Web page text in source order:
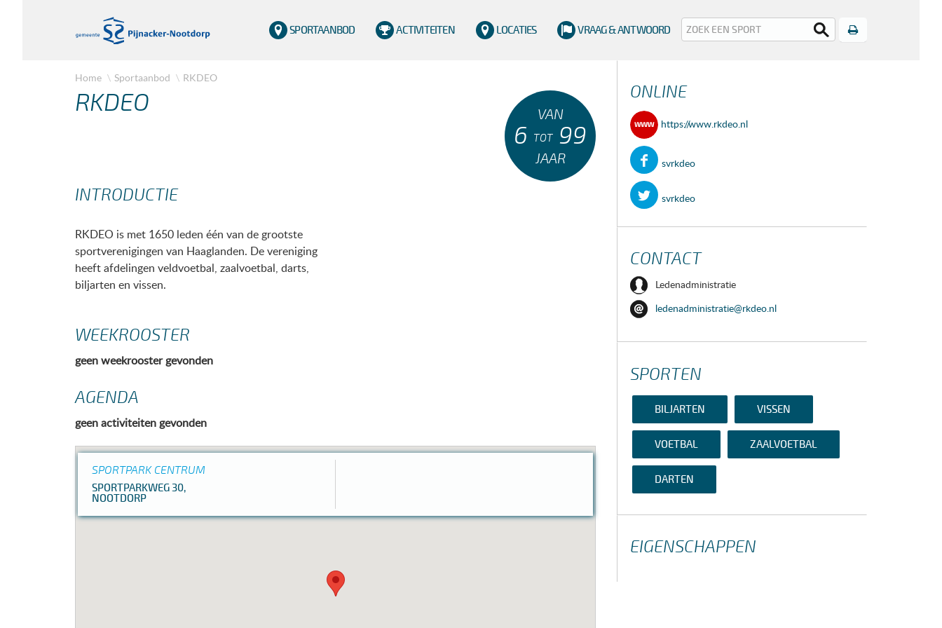
SPORTAANBOD ACTIVITEITEN LOCATIES VRAAG & ANTWOORD Print
Home Sportaanbod RKDEO
RKDEO VAN
6 TOT 99
JAAR
INTRODUCTIE
RKDEO is met 1650 leden één van de grootste
sportverenigingen van Haaglanden. De vereniging
heeft afdelingen veldvoetbal, zaalvoetbal, darts,
biljarten en vissen.
WEEKROOSTER
geen weekrooster gevonden
AGENDA
geen activiteiten gevonden
SPORTPARK CENTRUM
SPORTPARKWEG 30,
NOOTDORP
ONLINE
https://www.rkdeo.nl
svrkdeo
svrkdeo
CONTACT
Ledenadministratie
ledenadministratie@rkdeo.nl
SPORTEN
BILJARTEN VISSEN
VOETBAL ZAALVOETBAL
DARTEN
EIGENSCHAPPEN